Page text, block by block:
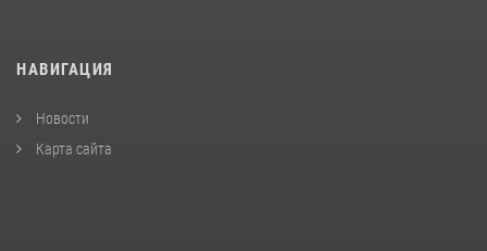
НАВИГАЦИЯ
Новости
Карта сайта